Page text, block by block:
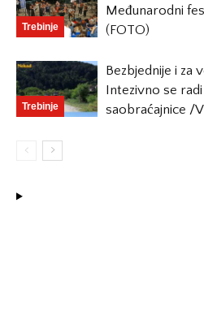
Trebinje
Međunarodni
(FOTO)
Trebinje
Bezbjednije i za
Intezivno se
saobraćajnice /